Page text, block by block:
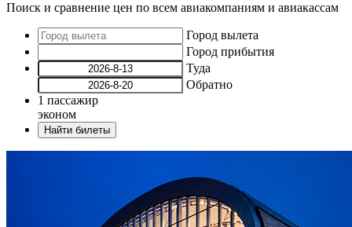
Поиск и сравнение цен по всем авиакомпаниям и авиакассам
Город вылета
Город прибытия
Туда
Обратно
1 пассажир
эконом
Найти билеты